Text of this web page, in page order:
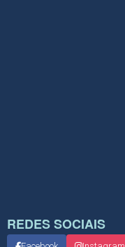
REDES SOCIAIS